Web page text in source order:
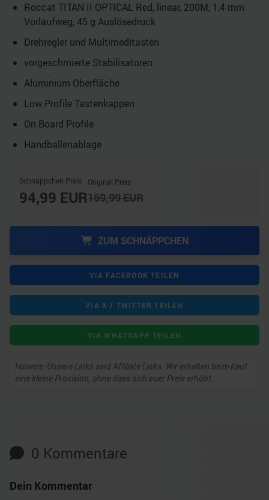
Roccat TITAN II OPTICAL Red, linear, 200M, 1,4 mm
Vorlaufweg, 45 g Auslösedruck
Drehregler und Multimeditasten
vorgeschmierte Stabilisatoren
Aluminium Oberfläche
Low Profile Tastenkappen
On Board Profile
Handballenablage
Schnäppchen Preis
94,99 EUR
Original Preis
159,99EUR
ZUM SCHNÄPPCHEN
VIA FACEBOOK TEILEN
VIA X / TWITTER TEILEN
VIA WHATSAPP TEILEN
Hinweis: Unsere Links sind Affiliate Links. Wir erhalten beim Kauf
eine kleine Provision, ohne dass sich euer Preis erhöht.
0 Kommentare
Dein Kommentar